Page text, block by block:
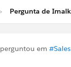
Pergunta de
perguntou em